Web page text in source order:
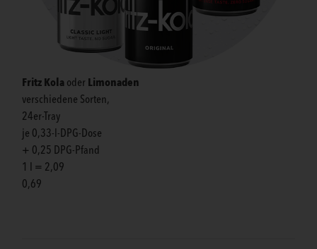
Fritz Kola oder Limonaden
verschiedene Sorten,
24er-Tray
je 0,33-l-DPG-Dose
+ 0,25 DPG-Pfand
1 l = 2,09
0,69